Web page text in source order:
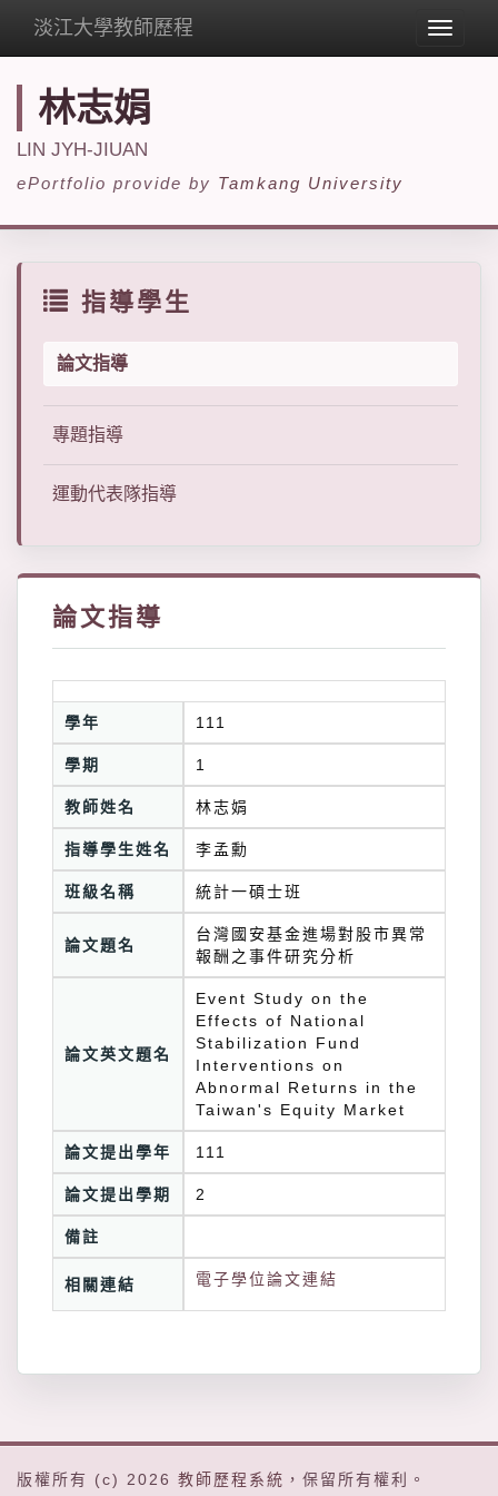
Toggle
淡江大學教師歷程
林志娟
LIN JYH-JIUAN
ePortfolio provide by Tamkang University
指導學生
論文指導
專題指導
運動代表隊指導
論文指導
學年 111
學期 1
教師姓名 林志娟
指導學生姓名 李孟勳
班級名稱 統計一碩士班
論文題名
台灣國安基金進場對股市異常
報酬之事件研究分析
論文英文題名
Event Study on the
Effects of National
Stabilization Fund
Interventions on
Abnormal Returns in the
Taiwan's Equity Market
論文提出學年 111
論文提出學期 2
備註
相關連結 電子學位論文連結
版權所有 (c) 2026 教師歷程系統 ，保留所有權利。